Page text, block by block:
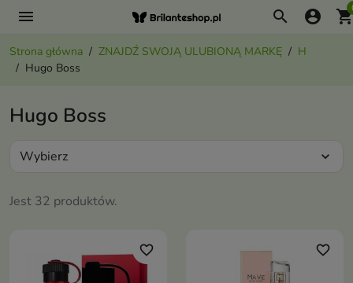
menu search account_circle
Strona główna ZNAJDŹ SWOJĄ ULUBIONĄ MARKĘ
H
Hugo Boss
Hugo Boss
Jest 32 produktów.
Wybierz expand_more
favorite_border favorite_border